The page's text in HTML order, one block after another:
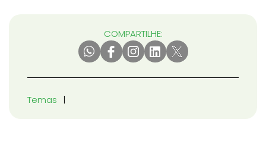
COMPARTILHE:
Temas